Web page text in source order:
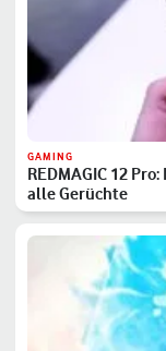
GAMING
REDMAGIC 12
alle Gerüchte